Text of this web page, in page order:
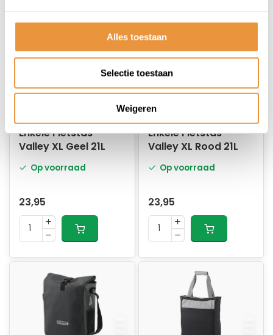
Alles toestaan
Selectie toestaan
Weigeren
Enkele Fietstas
Valley XL Geel 21L
Op voorraad
23,95
Enkele Fietstas
Valley XL Rood 21L
Op voorraad
23,95